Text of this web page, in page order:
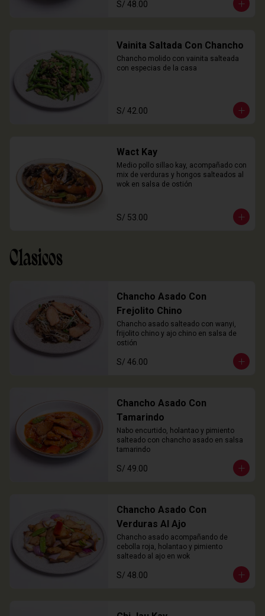
S/ 48.00
Vainita Saltada Con Chancho
Chancho molido con vainita salteada
con especias de la casa
S/ 42.00
Wact Kay
Medio pollo sillao kay, acompañado con
mix de verduras y hongos salteados al
wok en salsa de ostión
S/ 53.00
Clasicos
Chancho Asado Con
Frejolito Chino
Chancho asado salteado con wanyi,
frijolito chino y ajo chino en salsa de
ostión
S/ 46.00
Chancho Asado Con
Tamarindo
Nabo encurtido, holantao y pimiento
salteado con chancho asado en salsa
tamarindo
S/ 49.00
Chancho Asado Con
Verduras Al Ajo
Chancho asado acompañando de
cebolla roja, holantao y pimiento
salteado al ajo en wok
S/ 48.00